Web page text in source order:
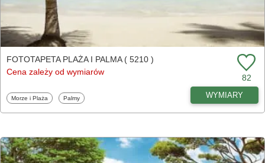
FOTOTAPETA PLAŻA I PALMA ( 5210 )
Cena zależy od wymiarów
82
Fototapety
Morze i Plaża Fototapety
Palmy WYMIARY